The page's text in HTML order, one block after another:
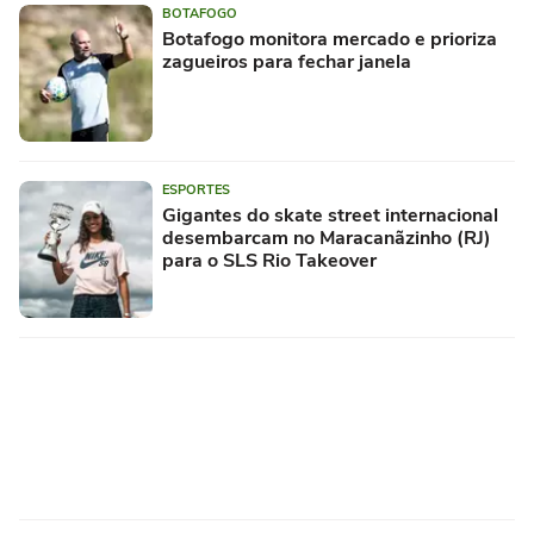
BOTAFOGO
Botafogo monitora mercado e prioriza
zagueiros para fechar janela
ESPORTES
Gigantes do skate street internacional
desembarcam no Maracanãzinho (RJ)
para o SLS Rio Takeover